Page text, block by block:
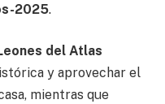
2025.
del Atlas
y aprovechar el
mientras que